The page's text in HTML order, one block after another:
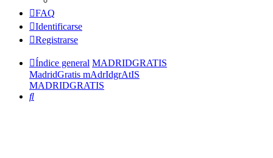
FAQ
Identificarse
Registrarse
Índice general MADRIDGRATIS
MadridGratis mAdrIdgrAtIS
MADRIDGRATIS
Buscar